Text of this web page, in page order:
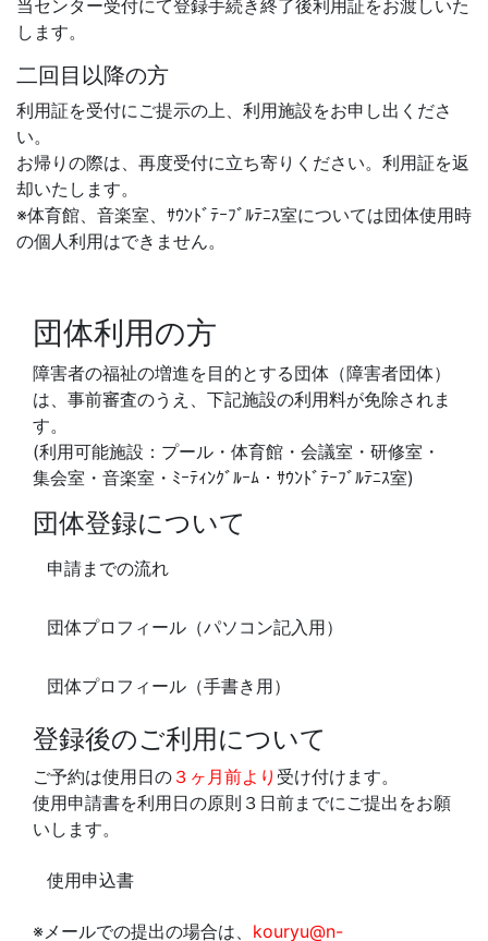
当センター受付にて登録手続き終了後利用証をお渡しいた
します。
二回目以降の方
利用証を受付にご提示の上、利用施設をお申し出くださ
い。
お帰りの際は、再度受付に立ち寄りください。利用証を返
却いたします。
※体育館、音楽室、ｻｳﾝﾄﾞﾃｰﾌﾞﾙﾃﾆｽ室については団体使用時
の個人利用はできません。
団体利用の方
障害者の福祉の増進を目的とする団体（障害者団体）
は、事前審査のうえ、下記施設の利用料が免除されま
す。
(利用可能施設：プール・体育館・会議室・研修室・
集会室・音楽室・ﾐｰﾃｨﾝｸﾞﾙｰﾑ・ｻｳﾝﾄﾞﾃｰﾌﾞﾙﾃﾆｽ室)
団体登録について
申請までの流れ
団体プロフィール（パソコン記入用）
団体プロフィール（手書き用）
登録後のご利用について
ご予約は使用日の ３ヶ月前より 受け付けます。
使用申請書を利用日の原則３日前までにご提出をお願
いします。
使用申込書
※メールでの提出の場合は、 kouryu@n-